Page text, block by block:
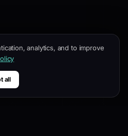
analytics, and to improve
all